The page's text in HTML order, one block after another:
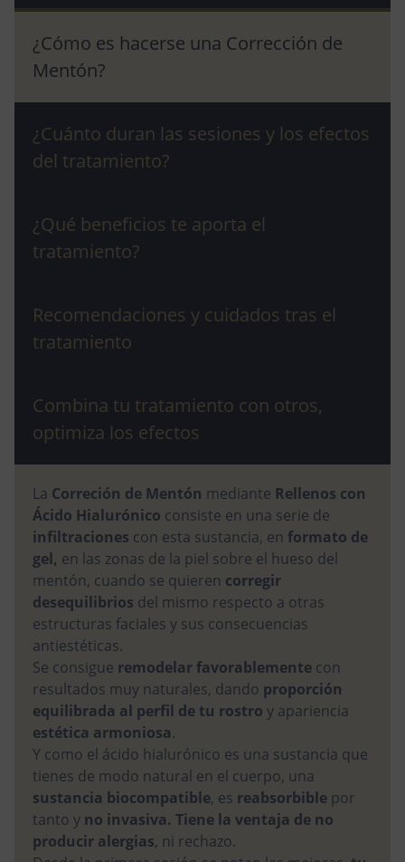
¿Cómo es hacerse una Corrección de
Mentón?
¿Cuánto duran las sesiones y los efectos
del tratamiento?
¿Qué beneficios te aporta el
tratamiento?
Recomendaciones y cuidados tras el
tratamiento
Combina tu tratamiento con otros,
optimiza los efectos
La Correción de Mentón mediante Rellenos con
Ácido Hialurónico consiste en una serie de
infiltraciones con esta sustancia, en formato de
gel, en las zonas de la piel sobre el hueso del
mentón, cuando se quieren corregir
desequilibrios del mismo respecto a otras
estructuras faciales y sus consecuencias
antiestéticas.
Se consigue remodelar favorablemente con
resultados muy naturales, dando proporción
equilibrada al perfil de tu rostro y apariencia
estética armoniosa.
Y como el ácido hialurónico es una sustancia que
tienes de modo natural en el cuerpo, una
sustancia biocompatible, es reabsorbible por
tanto y no invasiva. Tiene la ventaja de no
producir alergias, ni rechazo.